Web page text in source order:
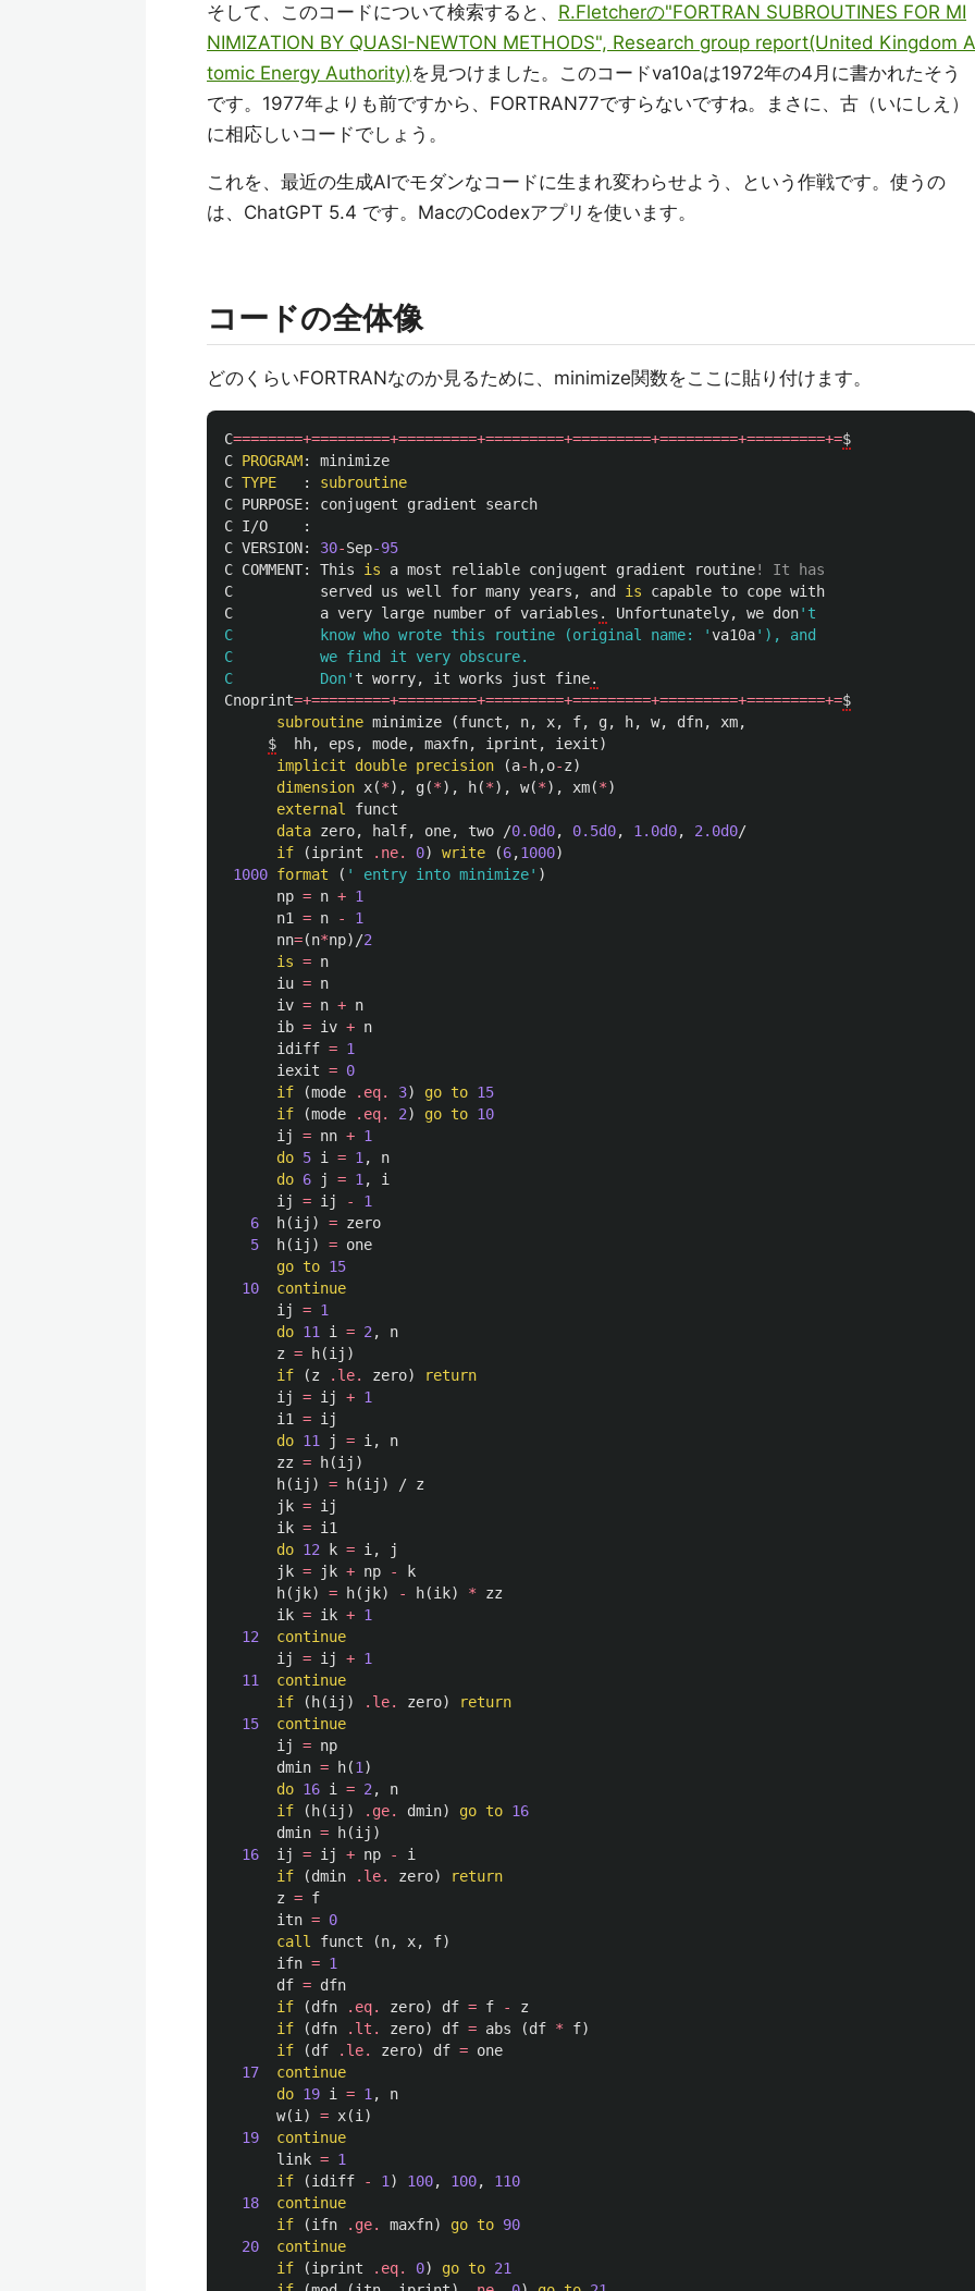
そして、このコードについて検索すると、 R.Fletcherの"FORTRAN SUBROUTINES FOR MI
NIMIZATION BY QUASI-NEWTON METHODS", Research group report(United Kingdom A
tomic Energy Authority)を見つけました。このコードva10aは1972年の4月に書かれたそう
です。1977年よりも前ですから、FORTRAN77ですらないですね。まさに、古（いにしえ）
に相応しいコードでしょう。
これを、最近の生成AIでモダンなコードに生まれ変わらせよう、という作戦です。使うの
は、ChatGPT 5.4 です。MacのCodexアプリを使います。
コードの全体像
どのくらいFORTRANなのか見るために、minimize関数をここに貼り付けます。
C========+=========+=========+=========+=========+=========+=========+=$
C PROGRAM:
minimize
C TYPE :
subroutine
C PURPOSE: conjugent gradient
search
C I/O
:
C VERSION: 30-Sep-95
C COMMENT: This is a most reliable conjugent gradient routine! It has
C
served us well for many years , and is capable to cope with
C
a very large number of variables . Unfortunately, we don't
C          know who wrote this routine (original name: 'va10a'), and
C          we find it very obscure.
C          Don' t worry, it works just fine.
Cnoprint=+=========+=========+=========+=========+=========+=========+=$
subroutine minimize (funct , n, x, f, g, h, w, dfn, xm,
$
hh, eps , mode, maxfn, iprint , iexit)
implicit
double precision (a- h,o-z)
dimension x(*), g(*), h(*), w(*), xm(*)
external
funct
data zero, half, one, two /0.0d0, 0.5d0, 1.0d0, 2.0d0/
if
(iprint .ne. 0) write (6,1000)
1000 format ( ' entry into minimize' )
np = n + 1
n1
= n -
1
nn=(n*np)/2
is = n
iu = n
iv = n + n
ib = iv + n
idiff = 1
iexit = 0
if
(mode .eq. 3) go to 15
if
(mode .eq. 2) go to 10
ij
= nn + 1
do 5 i = 1 ,
n
do 6 j = 1 ,
i
ij
= ij -
1
6
h(ij ) = zero
5
h(ij ) = one
go to 15
10
continue
ij
= 1
do 11 i = 2 ,
n
z = h(ij )
if
(z .le. zero)
return
ij
= ij + 1
i1
= ij
do 11 j = i ,
n
zz = h(ij )
h(ij ) = h(ij ) / z
jk = ij
ik = i1
do 12 k = i ,
j
jk = jk + np -
k
h( jk) = h( jk) - h(ik) *
zz
ik = ik + 1
12
continue
ij
= ij + 1
11
continue
if
( h(ij ) .le. zero)
return
15
continue
ij
= np
dmin = h(1 )
do 16 i = 2 ,
n
if
( h(ij ) .ge. dmin) go to 16
dmin = h(ij )
16
ij = ij + np -
i
if
(dmin .le. zero)
return
z = f
itn = 0
call
funct (n, x, f)
ifn = 1
df = dfn
if
(dfn .eq. zero) df = f -
z
if
(dfn .lt. zero) df = abs (df * f)
if
(df .le. zero) df = one
17
continue
do 19 i = 1 ,
n
w(i ) = x(i )
19
continue
link = 1
if
(idiff - 1 ) 100, 100,
110
18
continue
if
(ifn .ge. maxfn) go to 90
20
continue
if
(iprint .eq. 0) go to 21